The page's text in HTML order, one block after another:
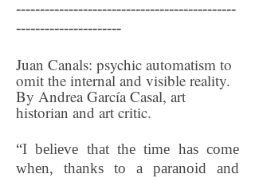
----------------------------------------------
----------------------
Juan Canals: psychic automatism to
omit the internal and visible reality.
By Andrea García Casal, art
historian and art critic.
“I believe that the time has come
when, thanks to a paranoid and